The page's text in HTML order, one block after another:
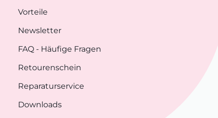
Vorteile
Newsletter
FAQ - Häufige Fragen
Retourenschein
Reparaturservice
Downloads